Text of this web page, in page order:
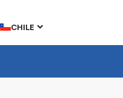
CHILE